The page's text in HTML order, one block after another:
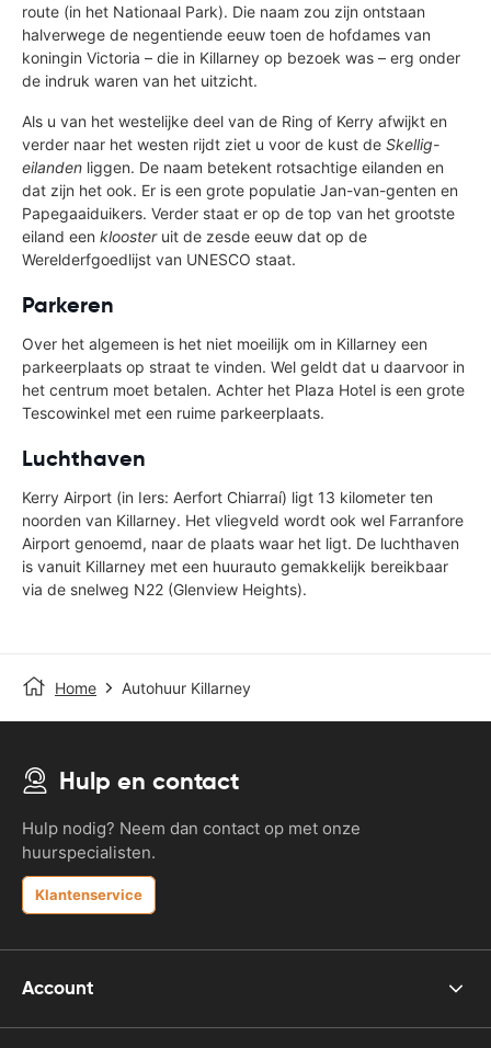
route (in het Nationaal Park). Die naam zou zijn ontstaan
halverwege de negentiende eeuw toen de hofdames van
koningin Victoria – die in Killarney op bezoek was – erg onder
de indruk waren van het uitzicht.
Als u van het westelijke deel van de Ring of Kerry afwijkt en
verder naar het westen rijdt ziet u voor de kust de Skellig-
eilanden liggen. De naam betekent rotsachtige eilanden en
dat zijn het ook. Er is een grote populatie Jan-van-genten en
Papegaaiduikers. Verder staat er op de top van het grootste
eiland een kloosteruit de zesde eeuw dat op de
Werelderfgoedlijst van UNESCO staat.
Parkeren
Over het algemeen is het niet moeilijk om in Killarney een
parkeerplaats op straat te vinden. Wel geldt dat u daarvoor in
het centrum moet betalen. Achter het Plaza Hotel is een grote
Tescowinkel met een ruime parkeerplaats.
Luchthaven
Kerry Airport (in Iers: Aerfort Chiarraí) ligt 13 kilometer ten
noorden van Killarney. Het vliegveld wordt ook wel Farranfore
Airport genoemd, naar de plaats waar het ligt. De luchthaven
is vanuit Killarney met een huurauto gemakkelijk bereikbaar
via de snelweg N22 (Glenview Heights).
Home Autohuur Killarney
Hulp en contact
Hulp nodig? Neem dan contact op met onze
huurspecialisten.
Klantenservice
Account